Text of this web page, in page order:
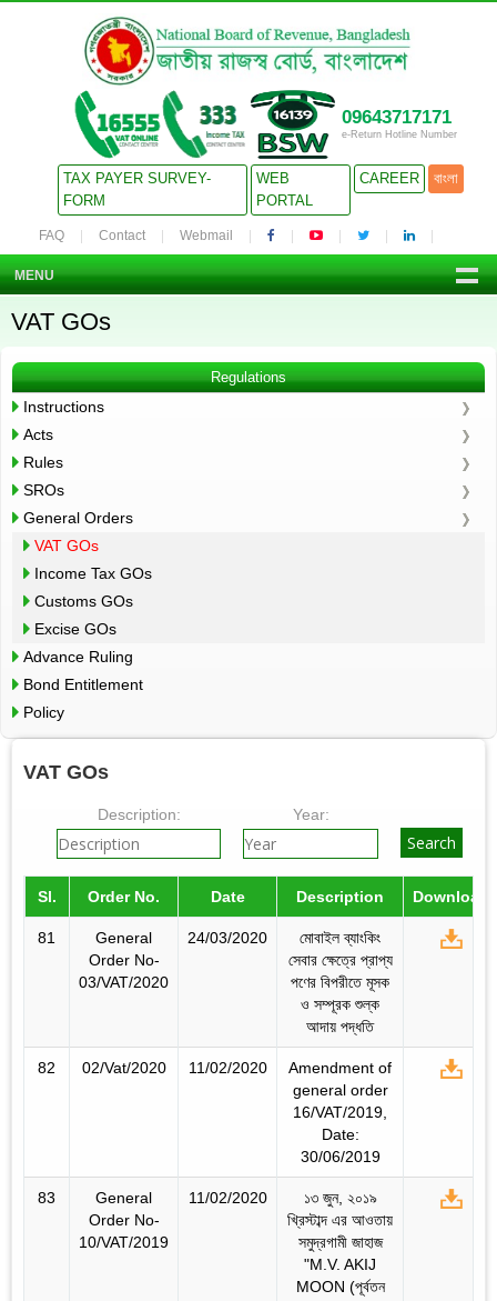
09643717171
e-Return Hotline Number
TAX PAYER SURVEY-
FORM
WEB
PORTAL
CAREER বাংলা
FAQ Contact Webmail
MENU
VAT GOs
Regulations
Instructions
Acts
Rules
SROs
General Orders
VAT GOs
Income Tax GOs
Customs GOs
Excise GOs
Advance Ruling
Bond Entitlement
Policy
VAT GOs
Description: Year:
Sl. Order No. Date Description Download
81
General
Order No-
03/VAT/2020
24/03/2020
মোবাইল ব্যাংকিং
সেবার ক্ষেত্রে প্রাপ্য
পণের বিপরীতে মূসক
ও সম্পূরক শুল্ক
আদায় পদ্ধতি
82 02/Vat/2020 11/02/2020
Amendment of
general order
16/VAT/2019,
Date:
30/06/2019
83
General
Order No-
10/VAT/2019
11/02/2020
১৩ জুন, ২০১৯
খ্রিস্টাব্দ এর আওতায়
সমুদ্রগামী জাহাজ
"M.V. AKIJ
MOON (পূর্বতন